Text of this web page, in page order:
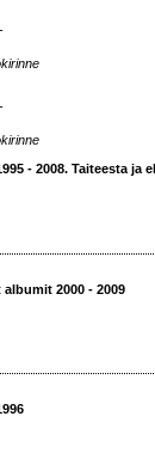
- 2008. Taiteesta ja
2000 - 2009